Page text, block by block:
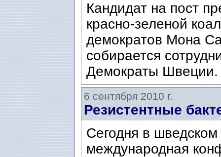
Кандидат на пост
красно-зеленой
демократов Мона
собирается
Демократы Швеции.
6 сентября 2010 г.
Резистентные
Сегодня в
международная